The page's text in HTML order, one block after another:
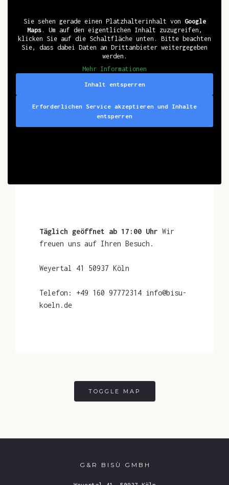
Sie sehen gerade einen Platzhalterinhalt von Google
Maps. Um auf den eigentlichen Inhalt zuzugreifen,
klicken Sie auf die Schaltfläche unten. Bitte beachten
Sie, dass dabei Daten an Drittanbieter weitergegeben
werden.
Mehr Informationen
Inhalt entsperren
Erforderlichen Service akzeptieren und Inhalte
entsperren
Täglich geöffnet ab 17:00 Uhr Wir
freuen uns auf Ihren Besuch.
Weyertal 41 50937 Köln
Telefon: +49 160 97772314 info@bisu-
koeln.de
TOGGLE MAP
G&R BISÙ GMBH